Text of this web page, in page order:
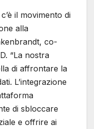
il movimento di
alla
co-
“La nostra
di affrontare la
L’integrazione
di sbloccare
e offrire ai